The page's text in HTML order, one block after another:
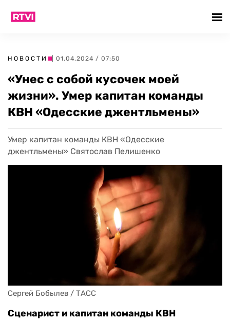
НОВОСТИ | 01.04.2024 / 07:50
«Унес с собой кусочек моей
жизни». Умер капитан команды
КВН «Одесские джентльмены»
Умер капитан команды КВН «Одесские
джентльмены» Святослав Пелишенко
Сергей Бобылев / ТАСС
Сценарист и капитан команды КВН